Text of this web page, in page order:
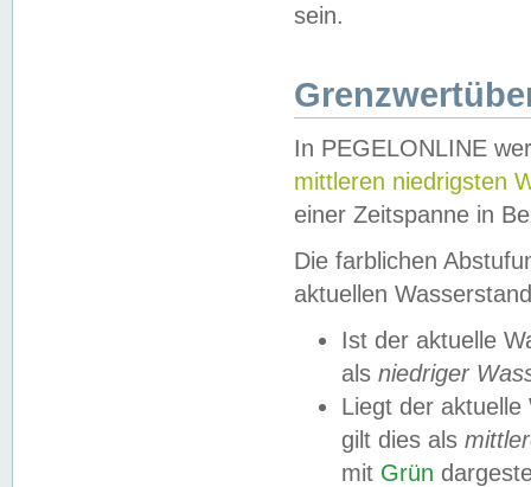
sein.
In PEGELONLINE
mittleren niedrigsten
einer Zeitspanne in
Die farblichen
aktuellen
Ist der aktuelle
als niedriger
Liegt der
gilt dies als
mit Grün